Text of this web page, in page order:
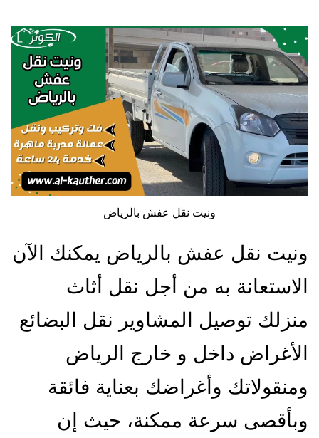
ونيت نقل عفش بالرياض
ونيت نقل عفش بالرياض يمكنك الآن
الاستعانة به من أجل نقل أثاث
منزلك توصيل المشاوير نقل البضائع
الأغراض داخل و خارج الرياض
ومنقولاتك وأغراضك بعناية فائقة
وبأقصى سرعة ممكنة، حيث إن